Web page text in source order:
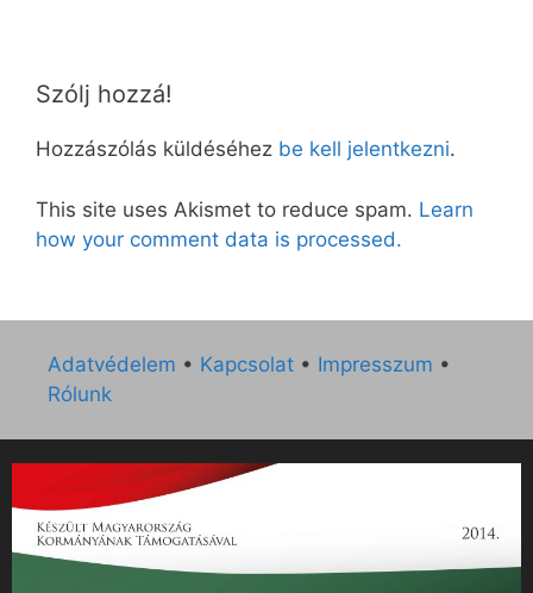
Szólj hozzá!
Hozzászólás küldéséhez be kell jelentkezni.
This site uses Akismet to reduce spam. Learn
how your comment data is processed.
Adatvédelem • Kapcsolat • Impresszum •
Rólunk